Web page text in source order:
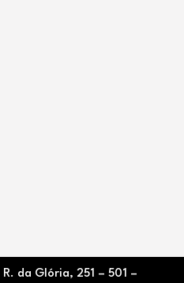
R. da Glória, 251 – 501 –